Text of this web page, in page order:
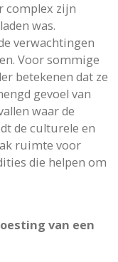
complex zijn
was.
verwachtingen
Voor sommige
betekenen dat ze
gevoel van
waar de
de culturele en
ruimte voor
die helpen om
van een